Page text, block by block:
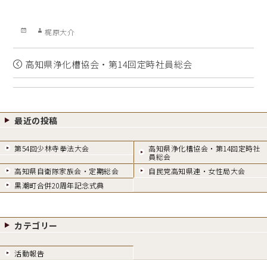
PostedAuthor
梶原大介
高知県浄化槽協会・第14回定時社員総会
最近の投稿
第54回少林寺拳法大会
高知県浄化槽協会・第14回定時社
員総会
高知県自衛隊家族会・定期総会
自民党高知県連・女性局大会
黒潮町合併20周年記念式典
カテゴリー
活動報告